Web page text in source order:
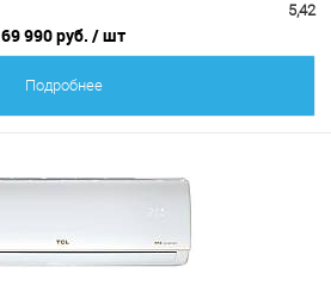
5,42
69 990 руб. / шт
Подробнее